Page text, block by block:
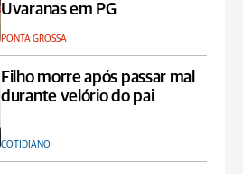
Uvaranas em PG
PONTA GROSSA
Filho morre após passar mal
durante velório do pai
COTIDIANO